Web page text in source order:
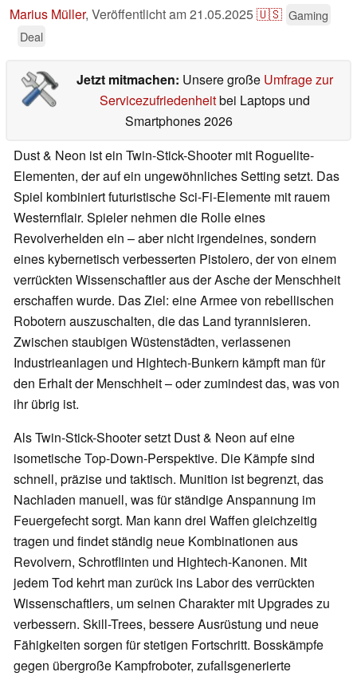
Marius Müller, Veröffentlicht am21.05.2025🇺🇸 Gaming
Deal
Jetzt mitmachen: Unsere große Umfrage zur
Servicezufriedenheitbei Laptops und
Smartphones 2026
Dust & Neon ist ein Twin-Stick-Shooter mit Roguelite-
Elementen, der auf ein ungewöhnliches Setting setzt. Das
Spiel kombiniert futuristische Sci-Fi-Elemente mit rauem
Westernflair. Spieler nehmen die Rolle eines
Revolverhelden ein – aber nicht irgendeines, sondern
eines kybernetisch verbesserten Pistolero, der von einem
verrückten Wissenschaftler aus der Asche der Menschheit
erschaffen wurde. Das Ziel: eine Armee von rebellischen
Robotern auszuschalten, die das Land tyrannisieren.
Zwischen staubigen Wüstenstädten, verlassenen
Industrieanlagen und Hightech-Bunkern kämpft man für
den Erhalt der Menschheit – oder zumindest das, was von
ihr übrig ist.
Als Twin-Stick-Shooter setzt Dust & Neon auf eine
isometische Top-Down-Perspektive. Die Kämpfe sind
schnell, präzise und taktisch. Munition ist begrenzt, das
Nachladen manuell, was für ständige Anspannung im
Feuergefecht sorgt. Man kann drei Waffen gleichzeitig
tragen und findet ständig neue Kombinationen aus
Revolvern, Schrotflinten und Hightech-Kanonen. Mit
jedem Tod kehrt man zurück ins Labor des verrückten
Wissenschaftlers, um seinen Charakter mit Upgrades zu
verbessern. Skill-Trees, bessere Ausrüstung und neue
Fähigkeiten sorgen für stetigen Fortschritt. Bosskämpfe
gegen übergroße Kampfroboter, zufallsgenerierte